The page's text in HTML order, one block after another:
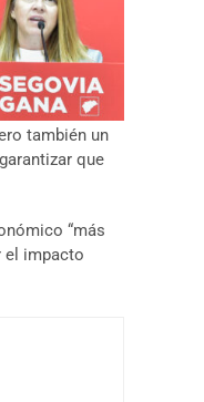
también un
que
“más
el impacto